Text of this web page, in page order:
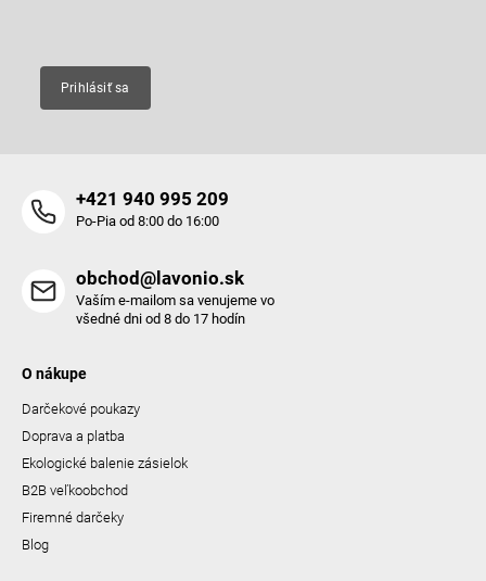
Prihlásiť sa
+421 940 995 209
Po-Pia od 8:00 do 16:00
obchod@lavonio.sk
Vaším e-mailom sa venujeme vo
všedné dni od 8 do 17 hodín
O nákupe
Darčekové poukazy
Doprava a platba
Ekologické balenie zásielok
B2B veľkoobchod
Firemné darčeky
Blog